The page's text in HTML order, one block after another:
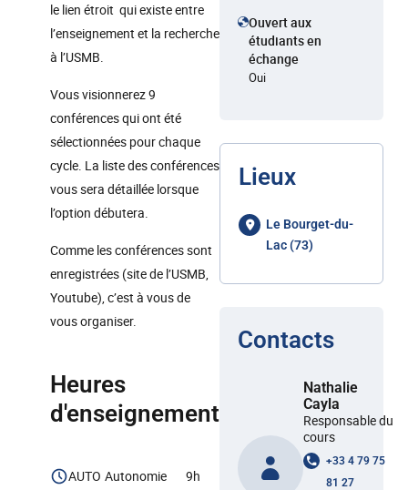
le lien étroit qui existe entre
l’enseignement et la recherche
à l’USMB.
Vous visionnerez 9
conférences qui ont été
sélectionnées pour chaque
cycle. La liste des conférences
vous sera détaillée lorsque
l’option débutera.
Comme les conférences sont
enregistrées (site de l’USMB,
Youtube), c’est à vous de
vous organiser.
Heures
d'enseignement
AUTO Autonomie 9h
Ouvert aux
étudiants en
échange
Oui
Lieux
Le Bourget-du-
Lac (73)
Contacts
Nathalie
Cayla
Responsable du
cours
+33 4 79 75
81 27